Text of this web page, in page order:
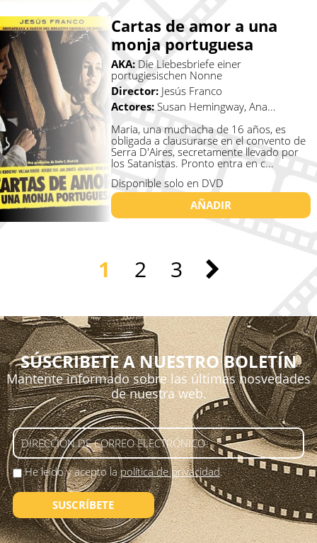
Cartas de amor a una
monja portuguesa
AKA: Die Liebesbriefe einer
portugiesischen Nonne
Director: Jesús Franco
Actores: Susan Hemingway, Ana...
Maria, una muchacha de 16 años, es
obligada a clausurarse en el convento de
Serra D'Aires, secretamente llevado por
los Satanistas. Pronto entra en c...
Disponible solo en DVD
AÑADIR
1 2 3
SÚSCRIBETE A NUESTRO BOLETÍN
Mantente informado sobre las últimas nosvedades
de nuestra web.
He leído y acepto lapolítica de privacidad.
SUSCRÍBETE